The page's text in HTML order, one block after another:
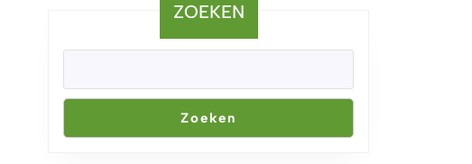
ZOEKEN
Zoeken